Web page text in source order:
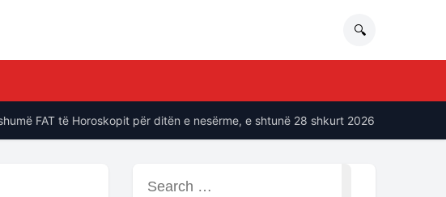
🔍
FAT të Horoskopit për ditën e nesërme, e shtunë 28 shkurt 2026
for: